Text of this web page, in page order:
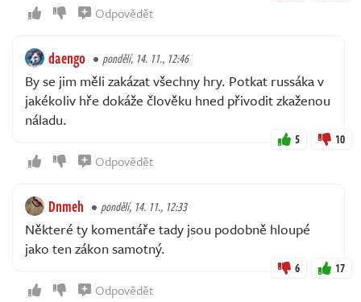
Odpovědět
daengo pondělí, 14. 11., 12:46
By se jim měli zakázat všechny hry. Potkat russáka v
jakékoliv hře dokáže člověku hned přivodit zkaženou
náladu.
5 10
Odpovědět
Dnmeh pondělí, 14. 11., 12:33
Některé ty komentáře tady jsou podobně hloupé
jako ten zákon samotný.
6 17
Odpovědět